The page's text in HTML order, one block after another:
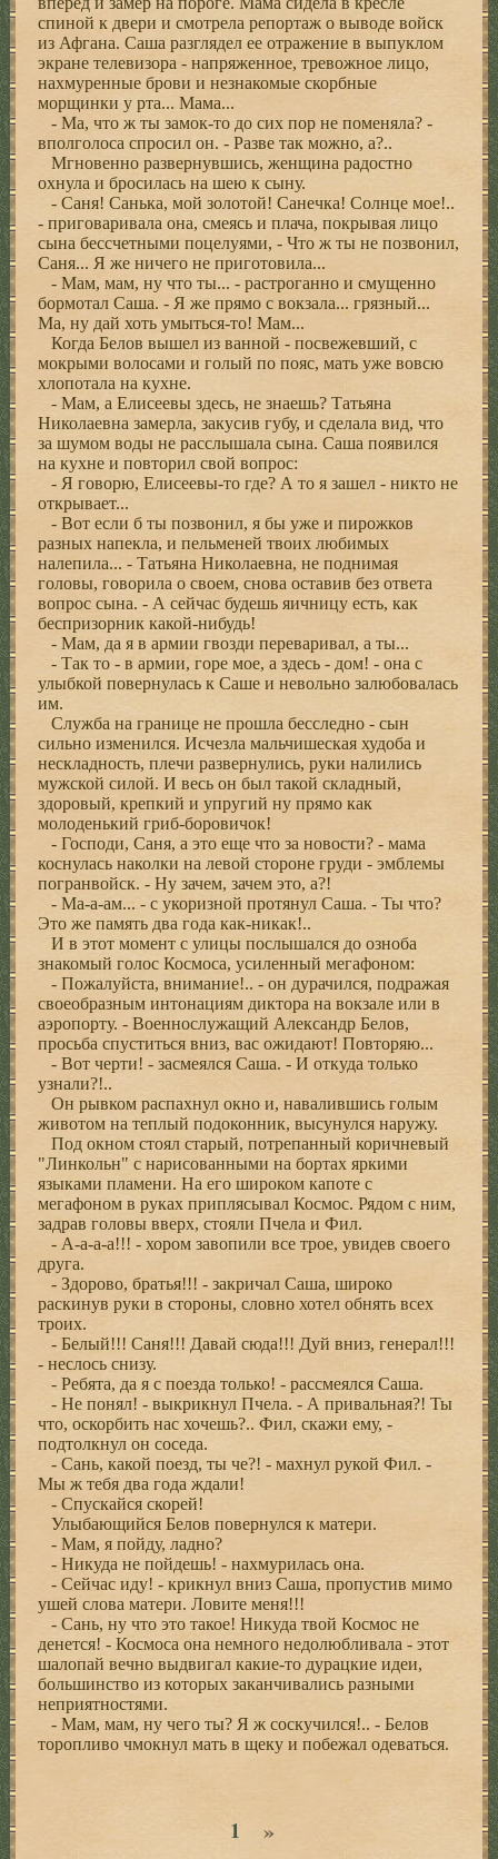
спиной к двери и смотрела репортаж о выводе войск
из Афгана. Саша разглядел ее отражение в выпуклом
экране телевизора - напряженное, тревожное лицо,
нахмуренные брови и незнакомые скорбные
морщинки у рта... Мама...
- Ма, что ж ты замок-то до сих пор не поменяла? -
вполголоса спросил он. - Разве так можно, а?..
Мгновенно развернувшись, женщина радостно
охнула и бросилась на шею к сыну.
- Саня! Санька, мой золотой! Санечка! Солнце мое!..
- приговаривала она, смеясь и плача, покрывая лицо
сына бессчетными поцелуями, - Что ж ты не позвонил,
Саня... Я же ничего не приготовила...
- Мам, мам, ну что ты... - растроганно и смущенно
бормотал Саша. - Я же прямо с вокзала... грязный...
Ма, ну дай хоть умыться-то! Мам...
Когда Белов вышел из ванной - посвежевший, с
мокрыми волосами и голый по пояс, мать уже вовсю
хлопотала на кухне.
- Мам, а Елисеевы здесь, не знаешь? Татьяна
Николаевна замерла, закусив губу, и сделала вид, что
за шумом воды не расслышала сына. Саша появился
на кухне и повторил свой вопрос:
- Я говорю, Елисеевы-то где? А то я зашел - никто не
открывает...
- Вот если б ты позвонил, я бы уже и пирожков
разных напекла, и пельменей твоих любимых
налепила... - Татьяна Николаевна, не поднимая
головы, говорила о своем, снова оставив без ответа
вопрос сына. - А сейчас будешь яичницу есть, как
беспризорник какой-нибудь!
- Мам, да я в армии гвозди переваривал, а ты...
- Так то - в армии, горе мое, а здесь - дом! - она с
улыбкой повернулась к Саше и невольно залюбовалась
им.
Служба на границе не прошла бесследно - сын
сильно изменился. Исчезла мальчишеская худоба и
нескладность, плечи развернулись, руки налились
мужской силой. И весь он был такой складный,
здоровый, крепкий и упругий ну прямо как
молоденький гриб-боровичок!
- Господи, Саня, а это еще что за новости? - мама
коснулась наколки на левой стороне груди - эмблемы
погранвойск. - Ну зачем, зачем это, а?!
- Ма-а-ам... - с укоризной протянул Саша. - Ты что?
Это же память два года как-никак!..
И в этот момент с улицы послышался до озноба
знакомый голос Космоса, усиленный мегафоном:
- Пожалуйста, внимание!.. - он дурачился, подражая
своеобразным интонациям диктора на вокзале или в
аэропорту. - Военнослужащий Александр Белов,
просьба спуститься вниз, вас ожидают! Повторяю...
- Вот черти! - засмеялся Саша. - И откуда только
узнали?!..
Он рывком распахнул окно и, навалившись голым
животом на теплый подоконник, высунулся наружу.
Под окном стоял старый, потрепанный коричневый
"Линкольн" с нарисованными на бортах яркими
языками пламени. На его широком капоте с
мегафоном в руках приплясывал Космос. Рядом с ним,
задрав головы вверх, стояли Пчела и Фил.
- А-а-а-а!!! - хором завопили все трое, увидев своего
друга.
- Здорово, братья!!! - закричал Саша, широко
раскинув руки в стороны, словно хотел обнять всех
троих.
- Белый!!! Саня!!! Давай сюда!!! Дуй вниз, генерал!!!
- неслось снизу.
- Ребята, да я с поезда только! - рассмеялся Саша.
- Не понял! - выкрикнул Пчела. - А привальная?! Ты
что, оскорбить нас хочешь?.. Фил, скажи ему, -
подтолкнул он соседа.
- Сань, какой поезд, ты че?! - махнул рукой Фил. -
Мы ж тебя два года ждали!
- Спускайся скорей!
Улыбающийся Белов повернулся к матери.
- Мам, я пойду, ладно?
- Никуда не пойдешь! - нахмурилась она.
- Сейчас иду! - крикнул вниз Саша, пропустив мимо
ушей слова матери. Ловите меня!!!
- Сань, ну что это такое! Никуда твой Космос не
денется! - Космоса она немного недолюбливала - этот
шалопай вечно выдвигал какие-то дурацкие идеи,
большинство из которых заканчивались разными
неприятностями.
- Мам, мам, ну чего ты? Я ж соскучился!.. - Белов
торопливо чмокнул мать в щеку и побежал одеваться.
1 »